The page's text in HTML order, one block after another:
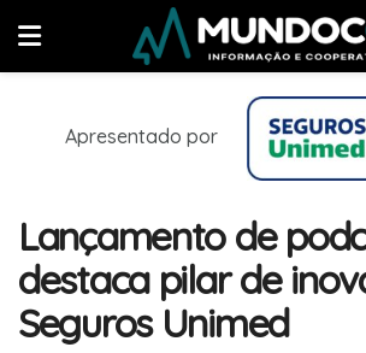
Apresentado por
Lançamento de
destaca pilar de
Seguros Unimed